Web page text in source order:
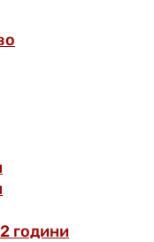
години